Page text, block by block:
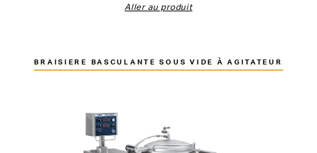
Aller au produit
BRAISIERE BASCULANTE SOUS VIDE À AGITATEUR